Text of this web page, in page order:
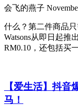
会飞的燕子
什么？第二件商品
Watsons从即日起推
RM0.10，还包括买
【爱生活】抖
马！